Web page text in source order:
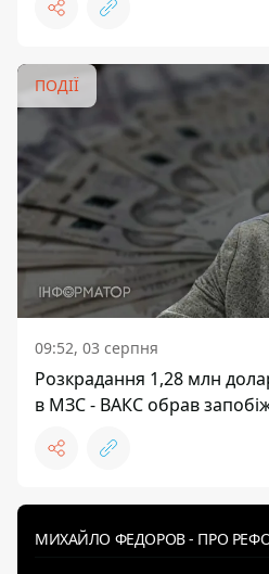
ПОДІЇ
09:52, 03 серпня
Розкрадання 1,28 млн
в МЗС - ВАКС обрав
МИХАЙЛО ФЕДОРОВ - ПРО